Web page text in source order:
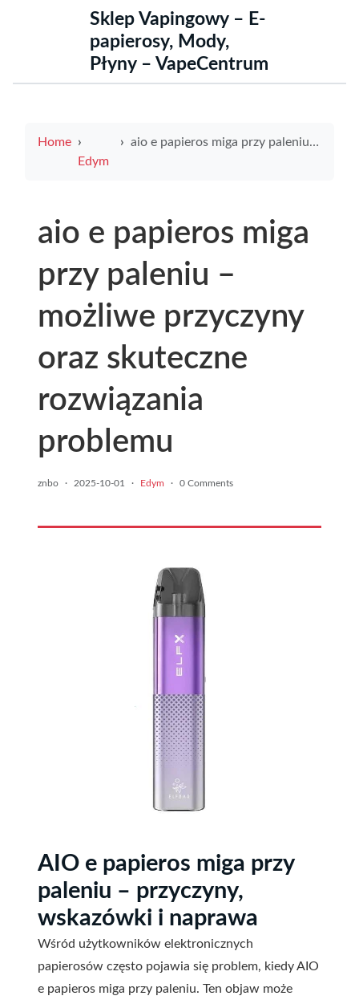
Sklep Vapingowy – E-
papierosy, Mody,
Płyny – VapeCentrum
Home
Edym
aio e papieros miga przy paleniu – możliwe przyczyny oraz skuteczne rozwiązania problemu
aio e papieros miga
przy paleniu –
możliwe przyczyny
oraz skuteczne
rozwiązania
problemu
znbo · 2025-10-01 · Edym · 0 Comments
AIO e papieros miga przy
paleniu – przyczyny,
wskazówki i naprawa
Wśród użytkowników elektronicznych
papierosów często pojawia się problem, kiedy AIO
e papieros miga przy paleniu. Ten objaw może